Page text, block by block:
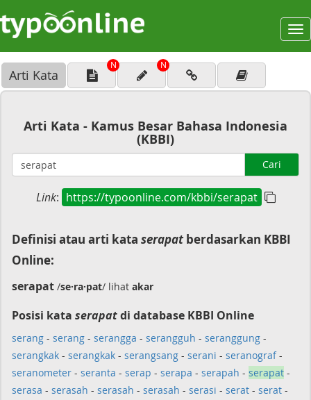
Arti Kata
N N
Arti Kata - Kamus Besar Bahasa Indonesia
(KBBI)
Cari
Link: https://typoonline.com/kbbi/serapat
Definisi atau arti kata serapatberdasarkan KBBI
Online:
serapat /se·ra·pat/ lihat akar
Posisi kata serapatdi database KBBI Online
serang - serang - serangga - serangguh - seranggung -
serangkak - serangkak - serangsang - serani - seranograf-
seranometer - seranta - serap - serapa - serapah - serapat -
serasa - serasah - serasah - serasah - serasi - serat - serat -